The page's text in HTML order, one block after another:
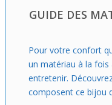
GUIDE DES
Pour votre confort
un matériau à la
entretenir.
composent ce bijou